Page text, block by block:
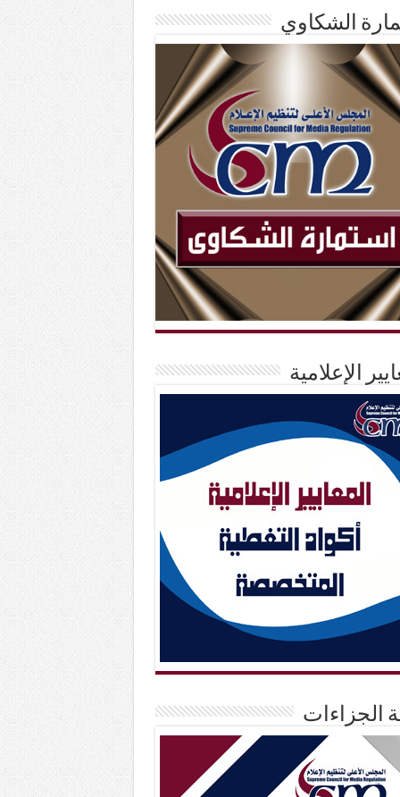
الشكاوي
الإعلامية
الجزاءات